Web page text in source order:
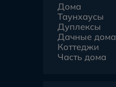
Дома
Таунхаусы
Дуплексы
Дачные дома
Коттеджи
Часть дома